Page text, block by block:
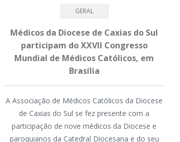
GERAL
Médicos da Diocese de Caxias do Sul
participam do XXVII Congresso
Mundial de Médicos Católicos, em
Brasília
A Associação de Médicos Católicos da Diocese
de Caxias do Sul se fez presente com a
participação de nove médicos da Diocese e
paroquianos da Catedral Diocesana e do seu